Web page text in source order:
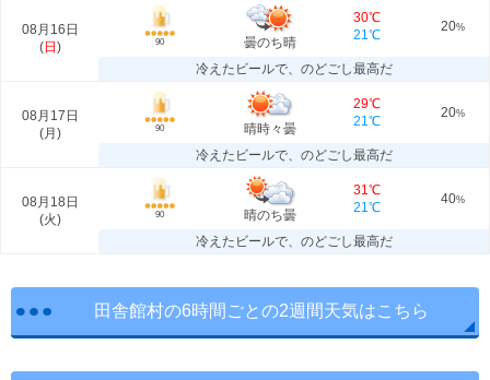
08月16日
(日 ) 90 曇のち晴
30℃
21℃
20%
冷えたビールで、のどごし最高だ
08月17日
(月 ) 90 晴時々曇
29℃
21℃
20%
冷えたビールで、のどごし最高だ
08月18日
(火) 90 晴のち曇
31℃
21℃
40%
冷えたビールで、のどごし最高だ
田舎館村の6時間ごとの2週間天気はこちら